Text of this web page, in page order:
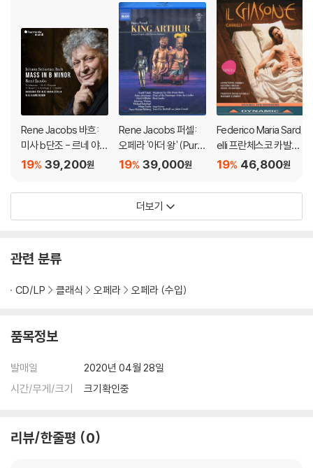
Rene Jacobs 바흐:
미사 b단조 - 르네 야콥
스 (Bach: Mass In b
39,200원
19%
Rene Jacobs 퍼셀:
오페라 '아더 왕' (Purc
ell: King Arthur)
39,000원
19%
Federico Maria Sard
elli 프란체스코 카발리:
오페라 '일 지아소네' (F
iasone)
46,800원
19%
더보기
관련 분류
CD/LP 클래식 오페라 오페라 (수입)
품목정보
발매일
2020년 04월 28일
시간/무게/크기
크기확인중
리뷰/한줄평 0